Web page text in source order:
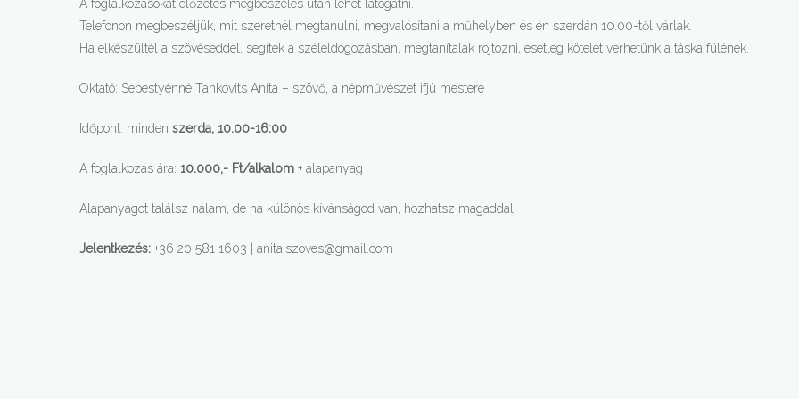
A foglalkozásokat előzetes megbeszélés után lehet látogatni.
Telefonon megbeszéljük, mit szeretnél megtanulni, megvalósítani a műhelyben és én szerdán 10.00-től várlak.
Ha elkészültél a szövéseddel, segítek a széleldogozásban, megtanítalak rojtozni, esetleg kötelet verhetünk a táska fülének.
Oktató: Sebestyénné Tankovits Anita – szövő, a népművészet ifjú mestere
Időpont: minden szerda, 10.00-16:00
A foglalkozás ára: 10.000,- Ft/alkalom + alapanyag
Alapanyagot találsz nálam, de ha különös kívánságod van, hozhatsz magaddal.
Jelentkezés: +36 20 581 1603 | anita.szoves@gmail.com